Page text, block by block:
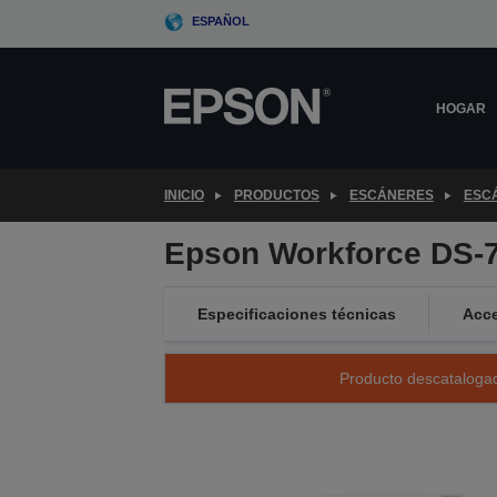
ESPAÑOL
HOGAR
INICIO PRODUCTOS ESCÁNERES
Epson Workforce DS-
Especificaciones técnicas
Producto